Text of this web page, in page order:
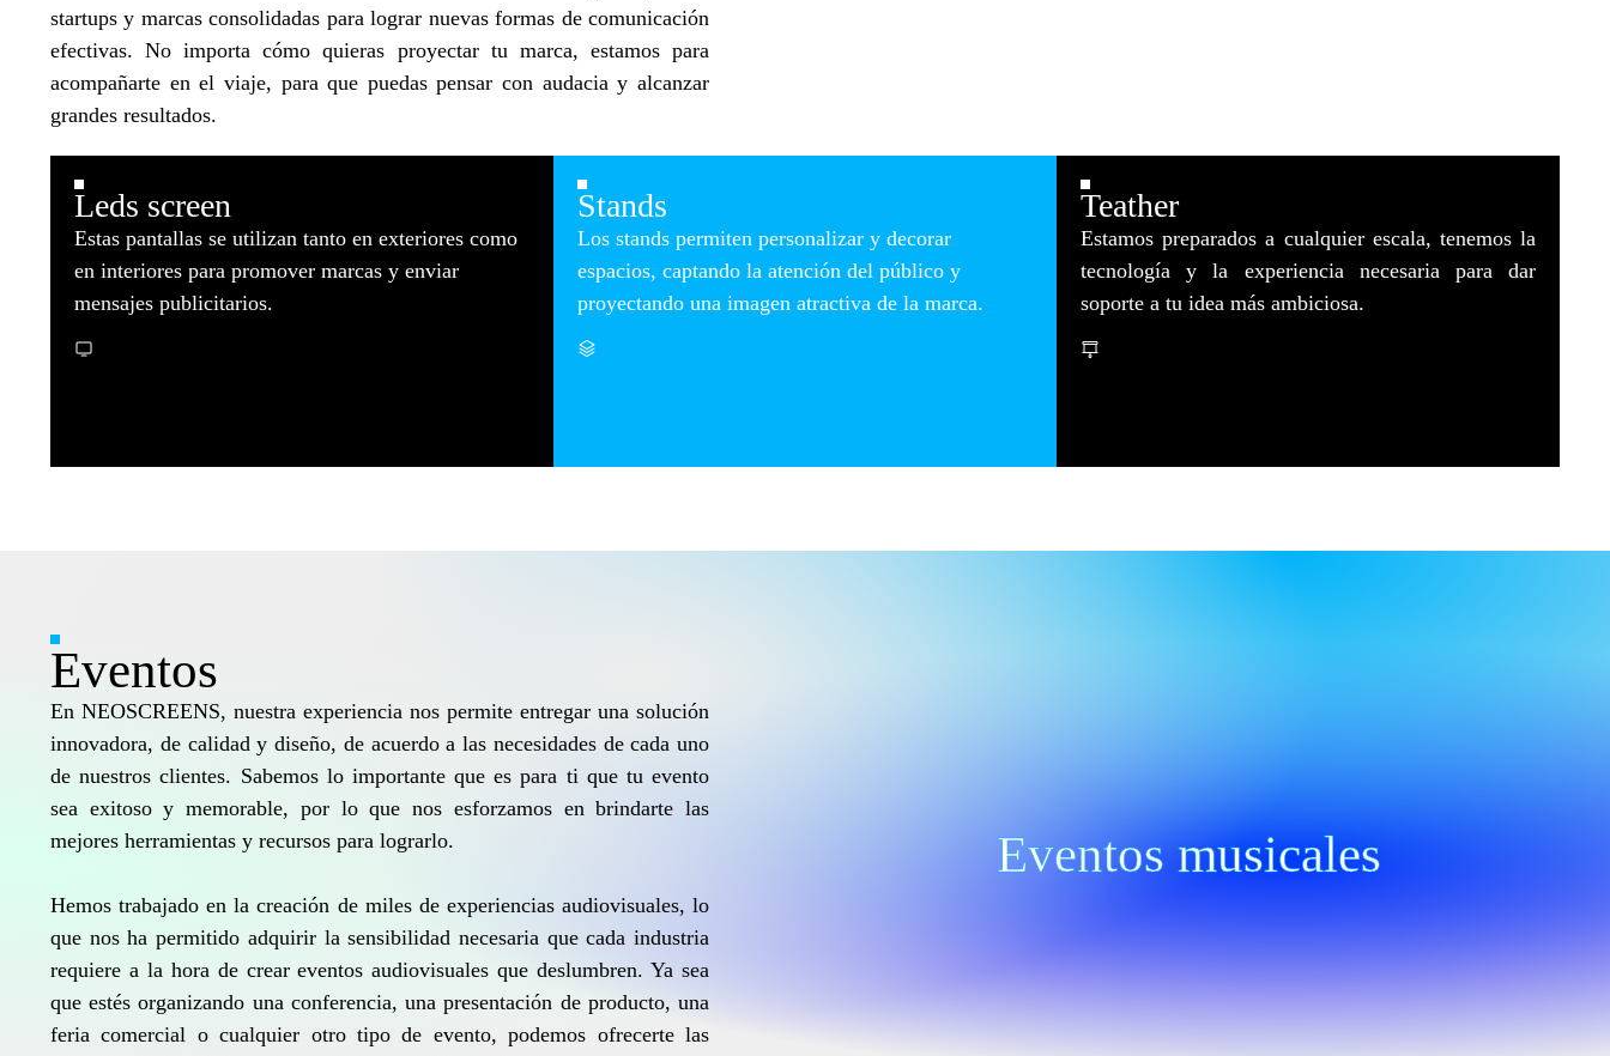
startups y marcas consolidadas para lograr nuevas formas de comunicación
efectivas.No importa cómo quieras proyectar tu marca, estamos para
acompañarte en el viaje, para que puedas pensar con audacia y alcanzar
grandes resultados.
Leds screen
Estas pantallas se utilizan tanto en exteriores como
en interiores para promover marcas y enviar
mensajes publicitarios.
Stands
Los stands permiten personalizar y decorar
espacios, captando la atención del público y
proyectando una imagen atractiva de la marca.
Teather
Estamos preparados a cualquier escala, tenemos la
tecnología y la experiencia necesaria para dar
soporte a tu idea más ambiciosa.
Eventos
En NEOSCREENS, nuestra experiencia nos permite entregar una solución
innovadora, de calidad y diseño, de acuerdo a las necesidades de cada uno
de nuestros clientes. Sabemos lo importante que es para ti que tu evento
sea exitoso y memorable, por lo que nos esforzamos en brindarte las
mejores herramientas y recursos para lograrlo.
Hemos trabajado en la creación de miles de experiencias audiovisuales, lo
que nos ha permitido adquirir la sensibilidad necesaria que cada industria
requiere a la hora de crear eventos audiovisuales que deslumbren. Ya sea
que estés organizando una conferencia, una presentación de producto, una
feria comercial o cualquier otro tipo de evento, podemos ofrecerte las
Eventos musicales